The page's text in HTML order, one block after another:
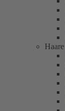
Haare